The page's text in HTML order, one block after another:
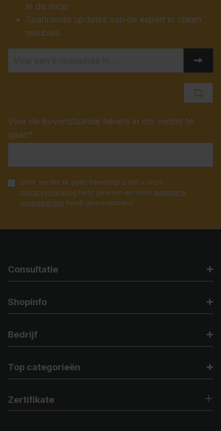
in de shop
Spannende updates van de expert in stalen
meubels.
Voer de bovenstaande tekens in om verder te
gaan*
Door verder te gaan bevestigt u dat u onze
privacyverklaring hebt gelezen en onze algemene
voorwaarden heeft geaccepteerd.
Consultatie
Shopinfo
Bedrijf
Top categorieën
Zertifikate